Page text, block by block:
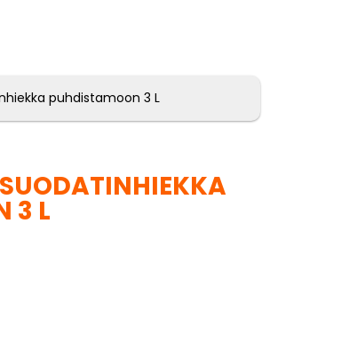
puhdistamoon 3 L
3 L